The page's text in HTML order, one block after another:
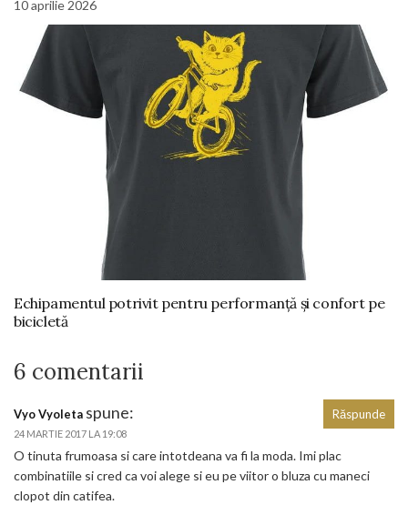
10 aprilie 2026
Echipamentul potrivit pentru performanță și confort pe
bicicletă
6 comentarii
Vyo Vyoleta spune:
24 MARTIE 2017 LA 19:08
O tinuta frumoasa si care intotdeana va fi la moda. Imi plac
combinatiile si cred ca voi alege si eu pe viitor o bluza cu maneci
clopot din catifea.
Răspunde